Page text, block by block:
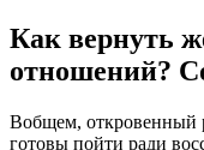
Как вернуть
отношений?
Вобщем, откровенный
готовы пойти ради